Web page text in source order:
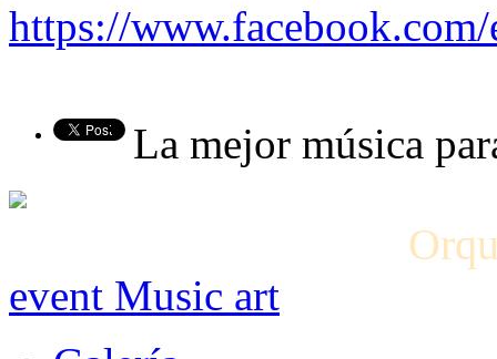
https://
La mejor música
event Music art